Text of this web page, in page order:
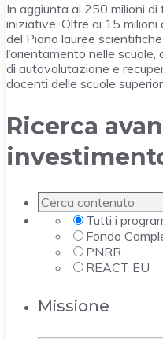
In aggiunta ai 250 milioni
iniziative. Oltre ai 15 milioni
del Piano lauree
l’orientamento nelle
di autovalutazione e
docenti delle scuole
Ricerca
Tutti i
Fondo
PNRR
REACT EU
Missione